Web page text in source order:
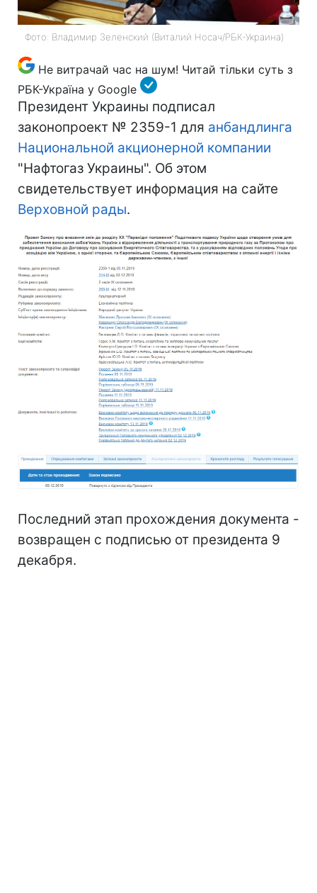
Фото: Владимир Зеленский (Виталий Носач/РБК-Украина)
Не витрачай час на шум! Читай тільки суть з
РБК-Україна у Google
Президент Украины подписал
законопроект № 2359-1 для анбандлинга
Национальной акционерной компании
"Нафтогаз Украины". Об этом
свидетельствует информация на сайте
Верховной рады.
Последний этап прохождения документа -
возвращен с подписью от президента 9
декабря.